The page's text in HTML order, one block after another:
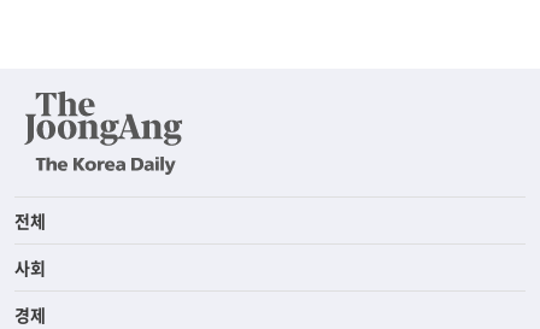
전체
사회
경제